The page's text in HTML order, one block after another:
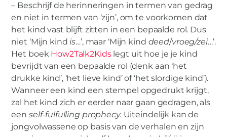
– Beschrijf de herinneringen in termen van gedrag
en niet in termen van ‘zijn’, om te voorkomen dat
het kind vast blijft zitten in een bepaalde rol. Dus
niet ‘Mijn kindis…’, maar ‘Mijn kind deed/vroeg/zei…’.
Het boek How2Talk2Kids legt uit hoe je je kind
bevrijdt van een bepaalde rol (denk aan ‘het
drukke kind’, ‘het lieve kind’ of ‘het slordige kind’).
Wanneer een kind een stempel opgedrukt krijgt,
zal het kind zich er eerder naar gaan gedragen, als
een self-fulfulling prophecy. Uiteindelijk kan de
jongvolwassene op basis van de verhalen en zijn